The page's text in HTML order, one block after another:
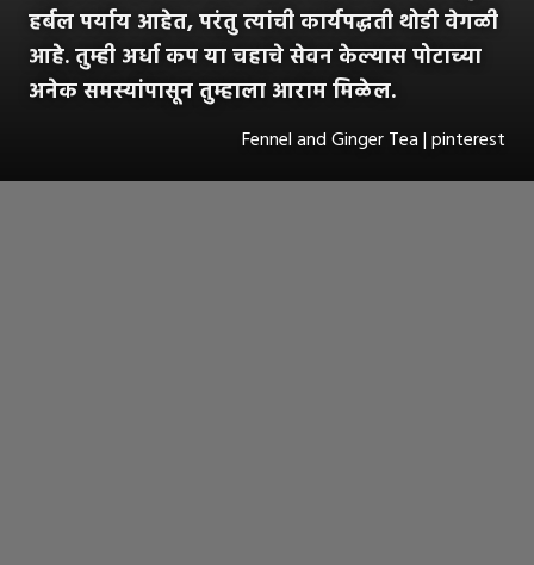
हर्बल पर्याय आहेत, परंतु त्यांची कार्यपद्धती थोडी वेगळी
आहे. तुम्ही अर्धा कप या चहाचे सेवन केल्यास पोटाच्या
अनेक समस्यांपासून तुम्हाला आराम मिळेल.
Fennel and Ginger Tea | pinterest